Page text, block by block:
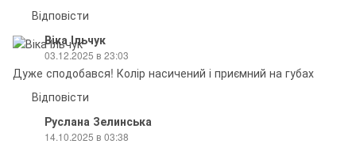
Відповісти
Віка Ільчук
03.12.2025 в 23:03
Дуже сподобався! Колір насичений і приємний на губах
Відповісти
Руслана Зелинська
14.10.2025 в 03:38